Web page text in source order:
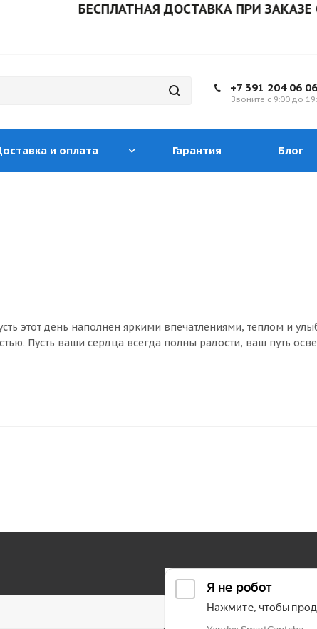
БЕСПЛАТНАЯ ДОСТАВКА ПРИ ЗАКАЗЕ
+7 391 204 06 06
Звоните с 9:00 до
и оплата Гарантия Блог
этот день наполнен яркими впечатлениями, теплом и
Пусть ваши сердца всегда полны радости, ваш путь